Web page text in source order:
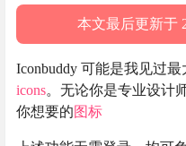
本文最后更新于
Iconbuddy 可能是我见过最
icons。无论你是专业设计
你想要的图标